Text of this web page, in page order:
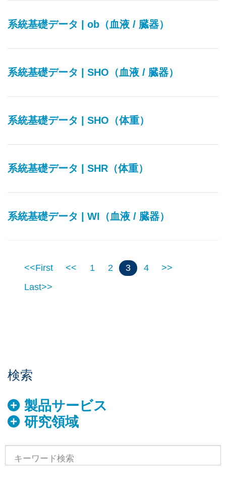
系統基礎データ | ob（血液 / 臓器）
系統基礎データ | SHO（血液 / 臓器）
系統基礎データ | SHO（体重）
系統基礎データ | SHR（体重）
系統基礎データ | WI（血液 / 臓器）
<<First << 1 2 3 4
>>
Last>>
検索
製品サービス
研究領域